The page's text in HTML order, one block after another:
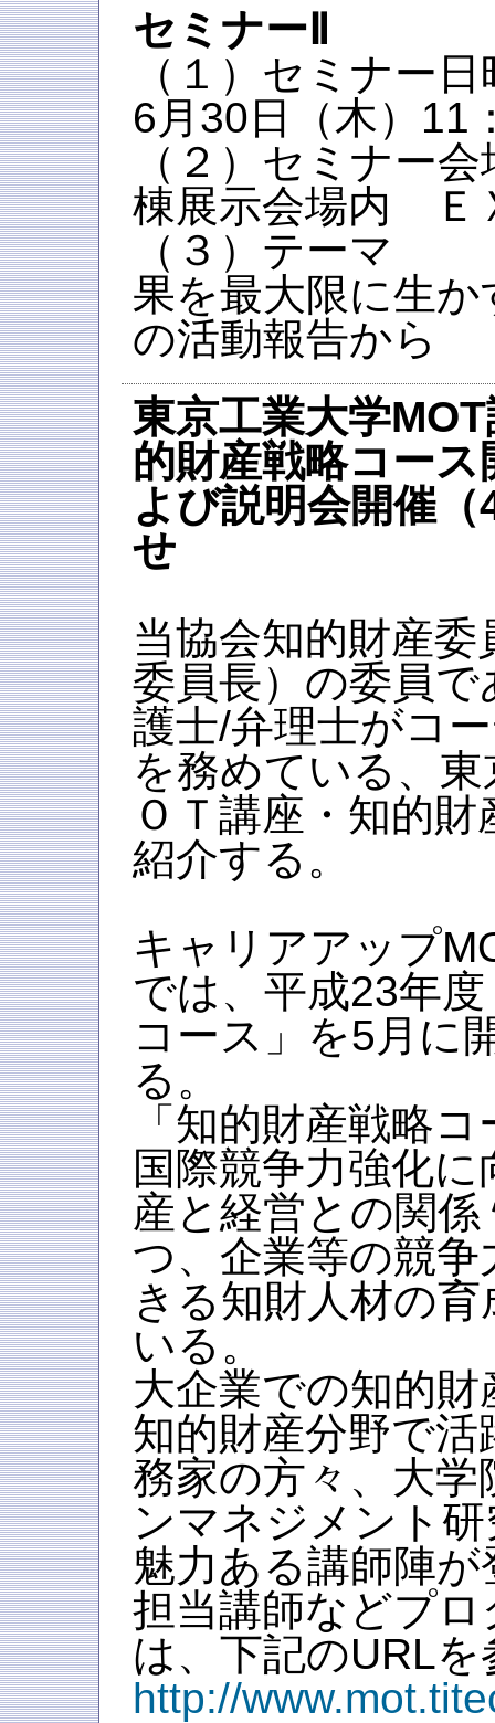
セミナーⅡ
（１）セミナ
6月30日（木）11
（２）セミナ
棟展示会場内 Ｅ
（３）テー
果を最大限に生
の活動報告から
東京工業大学
的財産戦略コー
よび説明会開催
せ
当協会知的財産委
委員長）の委員
護士/弁理士がコ
を務めている、
ＯＴ講座・知的
紹介する。
キャリアアップ
では、平成23年
コース」を5月に
る。
「知的財産戦略
国際競争力強化
産と経営との関
つ、企業等の競
きる知財人材の
いる。
大企業での知的
知的財産分野で
務家の方々、大
ンマネジメント
魅力ある講師陣
担当講師などプ
は、下記のURL
http://